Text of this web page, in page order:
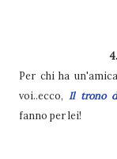
Per chi ha
voi..ecco, Il trono
fanno per lei!